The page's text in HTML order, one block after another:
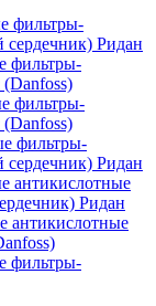
фильтры-
сердечник) Ридан
фильтры-
фильтры-
фильтры-
сердечник) Ридан
антикислотные
Ридан
антикислотные
фильтры-